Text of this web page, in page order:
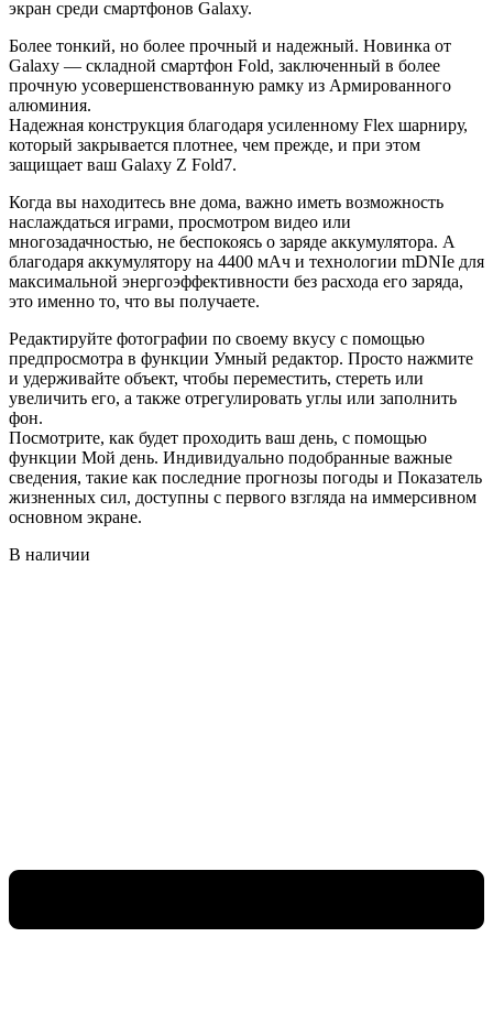
экран среди смартфонов Galaxy.
Более тонкий, но более прочный и надежный. Новинка от
Galaxy — складной смартфон Fold, заключенный в более
прочную усовершенствованную рамку из Армированного
алюминия.
Надежная конструкция благодаря усиленному Flex шарниру,
который закрывается плотнее, чем прежде, и при этом
защищает ваш Galaxy Z Fold7.
Когда вы находитесь вне дома, важно иметь возможность
наслаждаться играми, просмотром видео или
многозадачностью, не беспокоясь о заряде аккумулятора. А
благодаря аккумулятору на 4400 мАч и технологии mDNIe для
максимальной энергоэффективности без расхода его заряда,
это именно то, что вы получаете.
Редактируйте фотографии по своему вкусу с помощью
предпросмотра в функции Умный редактор. Просто нажмите
и удерживайте объект, чтобы переместить, стереть или
увеличить его, а также отрегулировать углы или заполнить
фон.
Посмотрите, как будет проходить ваш день, с помощью
функции Мой день. Индивидуально подобранные важные
сведения, такие как последние прогнозы погоды и Показатель
жизненных сил, доступны с первого взгляда на иммерсивном
основном экране.
В наличии